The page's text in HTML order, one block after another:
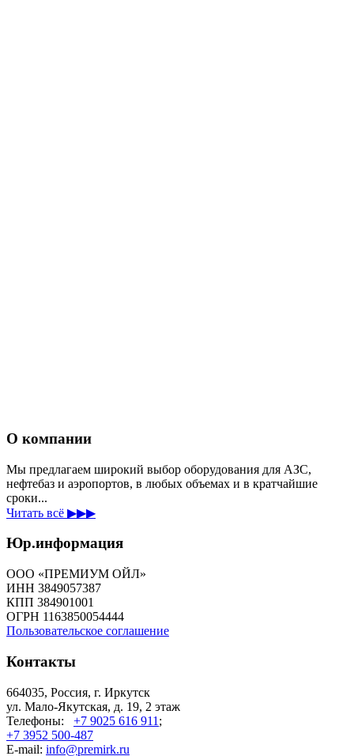
О компании
Мы предлагаем широкий выбор оборудования для АЗС,
нефтебаз и аэропортов, в любых объемах и в кратчайшие
сроки...
Читать всё ▶▶▶
Юр.информация
ООО «ПРЕМИУМ ОЙЛ»
ИНН 3849057387
КПП 384901001
ОГРН 1163850054444
Пользовательское соглашение
Контакты
664035, Россия, г. Иркутск
ул. Мало-Якутская, д. 19, 2 этаж
Телефоны: +7 9025 616 911 ;
+7 3952 500-487
E-mail: info@premirk.ru